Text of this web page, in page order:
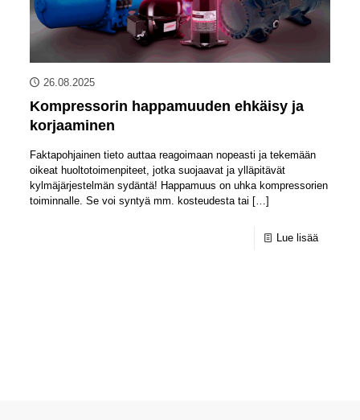
26.08.2025
Kompressorin happamuuden ehkäisy ja
korjaaminen
Faktapohjainen tieto auttaa reagoimaan nopeasti ja tekemään
oikeat huoltotoimenpiteet, jotka suojaavat ja ylläpitävät
kylmäjärjestelmän sydäntä! Happamuus on uhka kompressorien
toiminnalle. Se voi syntyä mm. kosteudesta tai […]
Lue lisää